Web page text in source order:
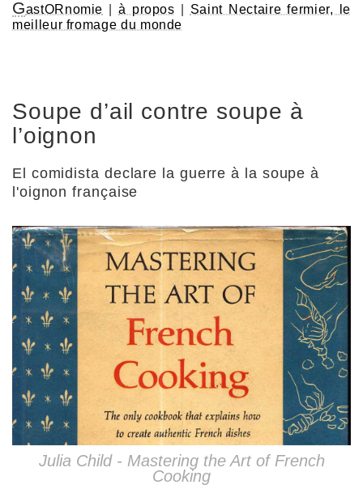
GastORnomie |à propos | Saint Nectaire fermier, le
meilleur fromage du monde
Soupe d’ail contre soupe à
l’oignon
El comidista declare la guerre à la soupe à
l'oignon française
Julia Child - Mastering the Art of French
Cooking